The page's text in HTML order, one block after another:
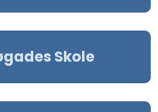
Skole